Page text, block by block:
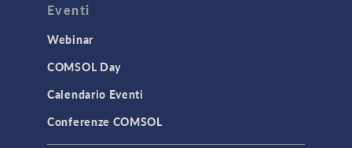
Eventi
Webinar
COMSOL Day
Calendario Eventi
Conferenze COMSOL